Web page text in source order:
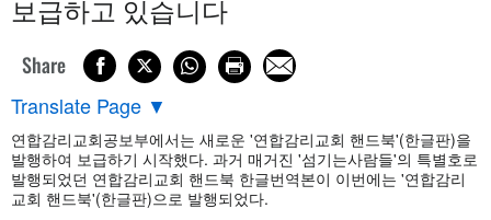
보급하고 있습니다
Share
Translate Page ▼
연합감리교회공보부에서는 새로운 '연합감리교회 핸드북'(한글판)을
발행하여 보급하기 시작했다. 과거 매거진 '섬기는사람들'의 특별호로
발행되었던 연합감리교회 핸드북 한글번역본이 이번에는 '연합감리
교회 핸드북'(한글판)으로 발행되었다.